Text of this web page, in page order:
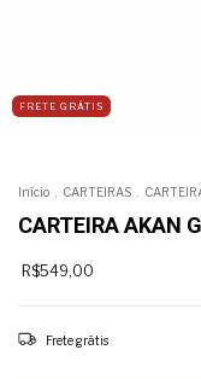
FRETE GRÁTIS
Início CARTEIRAS
CARTEIRA AKAN
R$549,00
Frete grátis